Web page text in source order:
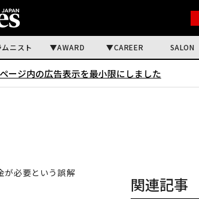
ムニスト AWARD CAREER SALON
ージ内の広告表示を最小限にしました
が必要という誤解
関連記事